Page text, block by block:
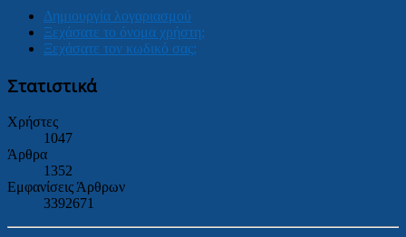
Δημιουργία λογαριασμού
Ξεχάσατε το όνομα χρήστη;
Ξεχάσατε τον κωδικό σας;
Στατιστικά
Χρήστες
1047
Άρθρα
1352
Εμφανίσεις Άρθρων
3392671